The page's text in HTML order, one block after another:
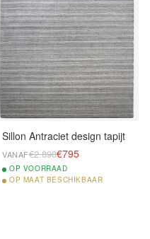
Sillon Antraciet design tapijt
VANAF€2.890€795
OP VOORRAAD
OP MAAT BESCHIKBAAR